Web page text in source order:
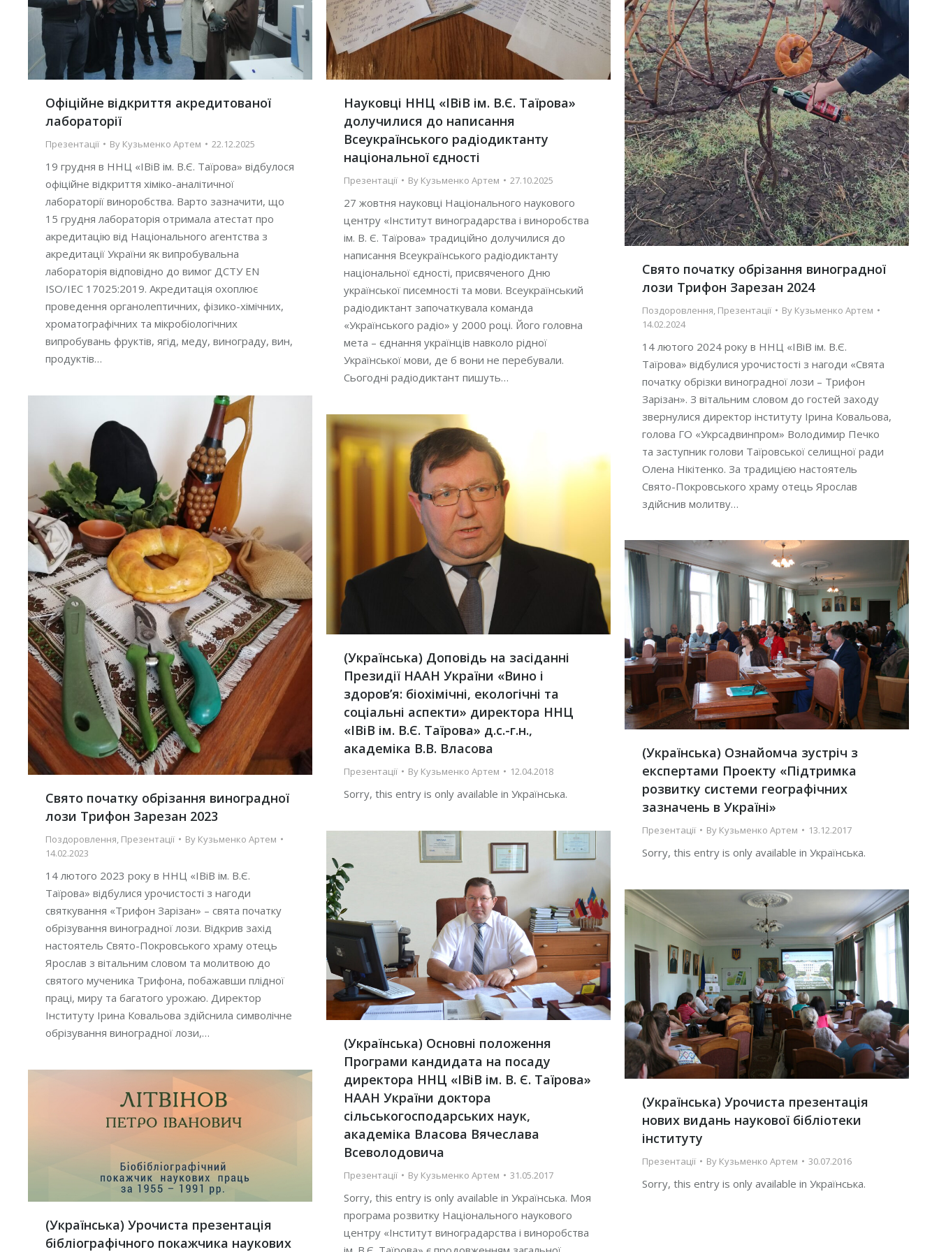
Офіційне відкриття акредитованої
лабораторії
Презентації By Кузьменко Артем 22.12.2025
19 грудня в ННЦ «ІВіВ ім. В.Є. Таїрова» відбулося
офіційне відкриття хіміко-аналітичної
лабораторії виноробства. Варто зазначити, що
15 грудня лабораторія отримала атестат про
акредитацію від Національного агентства з
акредитації України як випробувальна
лабораторія відповідно до вимог ДСТУ EN
ISO/IEC 17025:2019. Акредитація охоплює
проведення органолептичних, фізико-хімічних,
хроматографічних та мікробіологічних
випробувань фруктів, ягід, меду, винограду, вин,
продуктів…
Науковці ННЦ «ІВіВ ім. В.Є. Таїрова»
долучилися до написання
Всеукраїнського радіодиктанту
національної єдності
Презентації By Кузьменко Артем 27.10.2025
27 жовтня науковці Національного наукового
центру «Інститут виноградарства і виноробства
ім. В. Є. Таїрова» традиційно долучилися до
написання Всеукраїнського радіодиктанту
національної єдності, присвяченого Дню
української писемності та мови. Всеукраїнський
радіодиктант започаткувала команда
«Українського радіо» у 2000 році. Його головна
мета – єднання українців навколо рідної
Української мови, де б вони не перебували.
Сьогодні радіодиктант пишуть…
Cвято початку обрiзання виноградної
лози Трифон Зарезан 2024
Поздоровлення, Презентації By Кузьменко Артем
14.02.2024
14 лютого 2024 року в ННЦ «ІВіВ ім. В.Є.
Таїрова» відбулися урочистості з нагоди «Свята
початку обрізки виноградної лози – Трифон
Зарізан». З вітальним словом до гостей заходу
звернулися директор інституту Ірина Ковальова,
голова ГО «Укрсадвинпром» Володимир Печко
та заступник голови Таїровської селищної ради
Олена Нікітенко. За традицією настоятель
Свято-Покровського храму отець Ярослав
здійснив молитву…
Cвято початку обрiзання виноградної
лози Трифон Зарезан 2023
Поздоровлення, Презентації By Кузьменко Артем
14.02.2023
14 лютого 2023 року в ННЦ «ІВіВ ім. В.Є.
Таїрова» відбулися урочистості з нагоди
святкування «Трифон Зарізан» – свята початку
обрізування виноградної лози. Відкрив захід
настоятель Свято-Покровського храму отець
Ярослав з вітальним словом та молитвою до
святого мученика Трифона, побажавши плідної
праці, миру та багатого урожаю. Директор
Інституту Ірина Ковальова здійснила символічне
обрізування виноградної лози,…
(Українська) Доповідь на засіданні
Президії НААН України «Вино і
здоров’я: біохімічні, екологічні та
соціальні аспекти» директора ННЦ
«ІВіВ ім. В.Є. Таїрова» д.с.-г.н.,
академіка В.В. Власова
Презентації By Кузьменко Артем 12.04.2018
Sorry, this entry is only available in Українська.
(Українська) Ознайомча зустріч з
експертами Проекту «Підтримка
розвитку системи географічних
зазначень в Україні»
Презентації By Кузьменко Артем 13.12.2017
Sorry, this entry is only available in Українська.
(Українська) Основні положення
Програми кандидата на посаду
директора ННЦ «ІВіВ ім. В. Є. Таїрова»
НААН України доктора
сільськогосподарських наук,
академіка Власова Вячеслава
Всеволодовича
Презентації By Кузьменко Артем 31.05.2017
Sorry, this entry is only available in Українська. Моя
програма розвитку Національного наукового
центру «Інститут виноградарства і виноробства
(Українська) Урочиста презентація
нових видань наукової бібліотеки
інституту
Презентації By Кузьменко Артем 30.07.2016
Sorry, this entry is only available in Українська.
(Українська) Урочиста презентація
бібліографічного покажчика наукових